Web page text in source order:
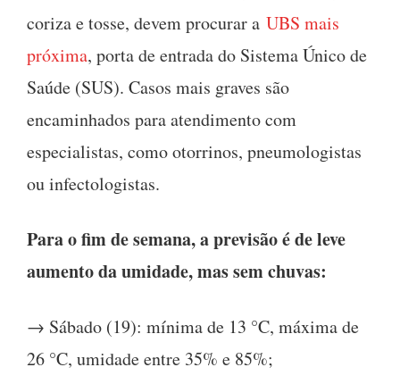
coriza e tosse, devem procurar a UBS mais
próxima, porta de entrada do Sistema Único de
Saúde (SUS). Casos mais graves são
encaminhados para atendimento com
especialistas, como otorrinos, pneumologistas
ou infectologistas.
Para o fim de semana, a previsão é de leve
aumento da umidade, mas sem chuvas:
→ Sábado (19): mínima de 13 °C, máxima de
26 °C, umidade entre 35% e 85%;